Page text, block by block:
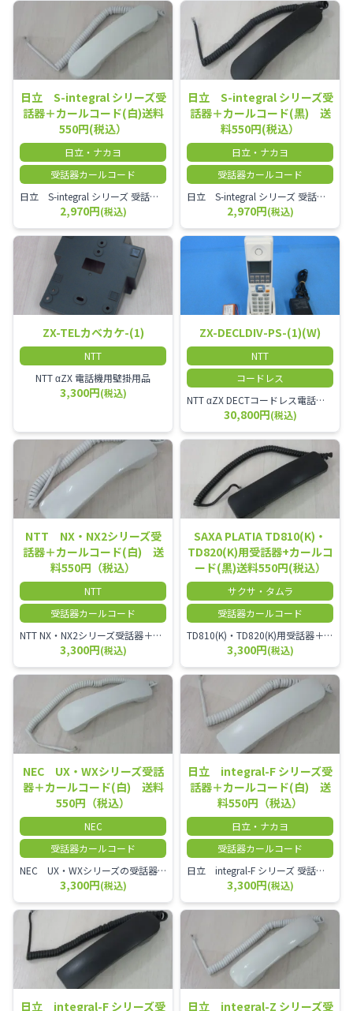
日立 S-integral シリーズ受
話器＋カールコード(白)送料
550円(税込）
日立・ナカヨ
受話器カールコード
日立 S-integral シリーズ 受話器＋カールコード セット（白）／本商品は中古品となります。 写真では分かりにくいキズ・汚れなどの使用感があります。 経年変化で日焼けの色味が強くなる場合がございます。 予めご理解・ご了承頂きますようお願いいたします。
2,970円(税込)
日立 S-integral シリーズ受
話器＋カールコード(黒) 送
料550円(税込）
日立・ナカヨ
受話器カールコード
日立 S-integral シリーズ 受話器＋カールコード セット（黒）／本商品は中古品となります。 写真では分かりにくいキズ・汚れなどの使用感があります。 経年変化で日焼けの色味が強くなる場合がございます。 予めご理解・ご了承頂きますようお願いいたします。
2,970円(税込)
ZX-TELカベカケ-(1)
NTT
NTT αZX 電話機用壁掛用品
3,300円(税込)
ZX-DECLDIV-PS-(1)(W)
NTT
コードレス
NTT αZX DECTコードレス電話機(ダイバーシティ方式)
30,800円(税込)
NTT NX・NX2シリーズ受
話器＋カールコード(白) 送
料550円（税込）
NTT
受話器カールコード
NTT NX・NX2シリーズ受話器＋カールコード
3,300円(税込)
SAXA PLATIA TD810(K)・
TD820(K)用受話器+カールコ
ード(黒)送料550円(税込）
サクサ・タムラ
受話器カールコード
TD810(K)・TD820(K)用受話器＋カールコード セット／本商品は中古品となります。 写真では分かりにくいキズ・汚れなどの使用感があります。 予めご理解・ご了承頂きますようお願いいたします。
3,300円(税込)
NEC UX・WXシリーズ受話
器＋カールコード(白) 送料
550円（税込）
NEC
受話器カールコード
NEC UX・WXシリーズの受話器とカールコードセット／本商品は中古品となります。 写真では分かりにくいキズ・汚れなどの使用感があります。 経年変化で日焼けの色味が強くなる場合がございます。 予めご理解・ご了承頂きますようお願いいたします。
3,300円(税込)
日立 integral-F シリーズ受
話器＋カールコード(白) 送
料550円（税込）
日立・ナカヨ
受話器カールコード
日立 integral-F シリーズ 受話器＋カールコード セット（白）／本商品は中古品となります。 写真では分かりにくいキズ・汚れなどの使用感があります。 経年変化で日焼けの色味が強くなる場合がございます。 予めご理解・ご了承頂きますようお願いいたします。
3,300円(税込)
日立 integral-F シリーズ受
日立 integral-Z シリーズ受